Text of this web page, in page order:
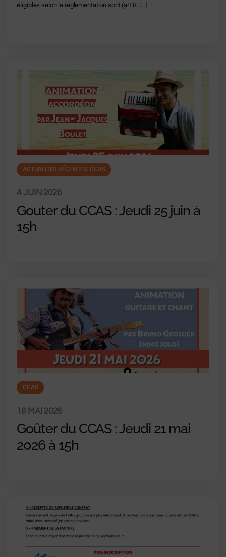
éligibles selon la réglementation sont (art R. […]
ACTUALITÉS RÉCENTES, CCAS
4 JUIN 2026
Gouter du CCAS : Jeudi 25 juin à
15h
CCAS
18 MAI 2026
Goûter du CCAS : Jeudi 21 mai
2026 à 15h